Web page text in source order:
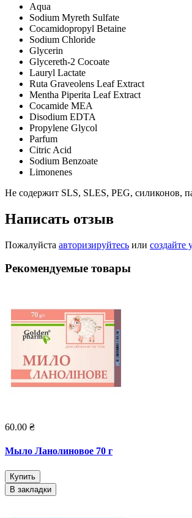
Aqua
Sodium Myreth Sulfate
Cocamidopropyl Betaine
Sodium Chloride
Glycerin
Glycereth-2 Cocoate
Lauryl Lactate
Ruta Graveolens Leaf Extract
Mentha Piperita Leaf Extract
Cocamide MEA
Disodium EDTA
Propylene Glycol
Parfum
Citric Acid
Sodium Benzoate
Limonenes
Не содержит SLS, SLES, PEG, силиконов,
Написать отзыв
Пожалуйста авторизируйтесь или создайте
Рекомендуемые товары
60.00 ₴
Мыло Ланолиновое 70 г
Купить
В закладки